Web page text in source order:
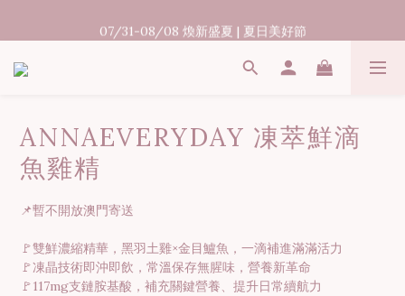
出貨時間15-45個工作天
07/31-08/08 煥新盛夏 | 夏日美好節
ANNAEVERYDAY 凍萃鮮滴
魚雞精
📌暫不開放澳門寄送
🚩雙鮮濃縮精華，黑羽土雞×金目鱸魚，一滴補進滿滿活力
🚩凍晶技術即沖即飲，常溫保存無腥味，營養新革命
🚩117mg支鏈胺基酸，補充關鍵營養、提升日常續航力